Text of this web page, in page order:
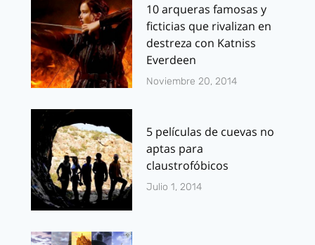
10 arqueras famosas y
ficticias que rivalizan en
destreza con Katniss
Everdeen
Noviembre 20, 2014
5 películas de cuevas no
aptas para
claustrofóbicos
Julio 1, 2014